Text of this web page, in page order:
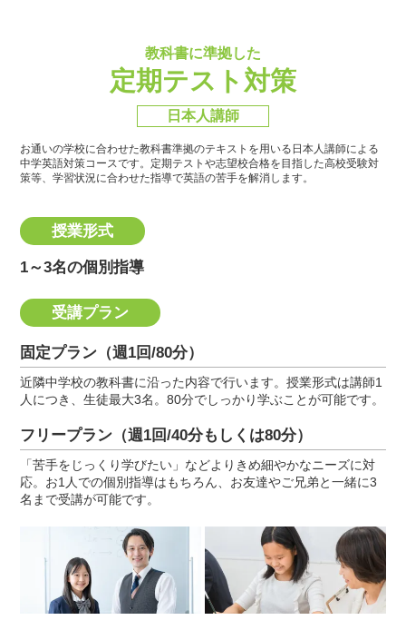
教科書に準拠した
定期テスト対策
日本人講師
お通いの学校に合わせた教科書準拠のテキストを用いる日本人講師による
中学英語対策コースです。 定期テストや志望校合格を目指した高校受験対
策等、学習状況に合わせた指導で英語の苦手を解消します。
授業形式
1～3名の個別指導
受講プラン
固定プラン（週1回/80分）
近隣中学校の教科書に沿った内容で行います。授業形式は講師1
人につき、生徒最大3名。80分でしっかり学ぶことが可能です。
フリープラン（週1回/40分もしくは80分）
「苦手をじっくり学びたい」などよりきめ細やかなニーズに対
応。お1人での個別指導はもちろん、お友達やご兄弟と一緒に3
名まで受講が可能です。